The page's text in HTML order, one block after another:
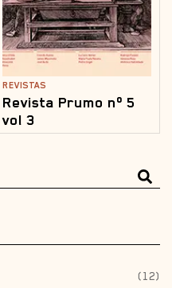
REVISTAS
Revista Prumo nº 5
vol 3
(12)